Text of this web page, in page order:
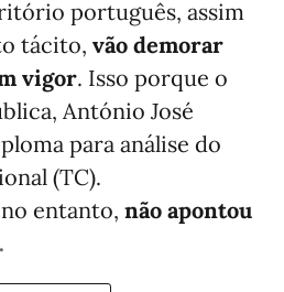
português, assim
tácito, vão demorar
vigor. Isso porque o
António José
para análise do
(TC).
entanto, não apontou